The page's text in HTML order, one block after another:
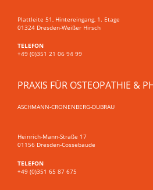
Plattleite 51, Hintereingang, 1. Etage
01324 Dresden-Weißer Hirsch
TELEFON
+49 (0)351 21 06 94 99
PRAXIS FÜR OSTEOPATHIE &
ASCHMANN-CRONENBERG-DUBRAU
Heinrich-Mann-Straße 17
01156 Dresden-Cossebaude
TELEFON
+49 (0)351 65 87 675